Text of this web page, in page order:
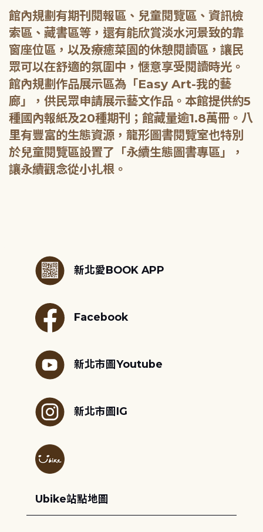
館內規劃有期刊閱報區、兒童閱覽區、資訊檢
索區、藏書區等，還有能欣賞淡水河景致的靠
窗座位區，以及療癒菜園的休憩閱讀區，讓民
眾可以在舒適的氛圍中，愜意享受閱讀時光。
館內規劃作品展示區為「Easy Art-我的藝
廊」，供民眾申請展示藝文作品。本館提供約5
種國內報紙及20種期刊；館藏量逾1.8萬冊。八
里有豐富的生態資源，龍形圖書閱覽室也特別
於兒童閱覽區設置了「永續生態圖書專區」，
新北愛BOOK APP
Facebook
新北市圖Youtube
新北市圖IG
Ubike站點地圖